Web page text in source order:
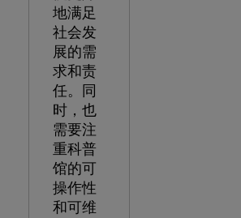
地满足
社会发
展的需
求和责
任。同
时，也
需要注
重科普
馆的可
操作性
和可维